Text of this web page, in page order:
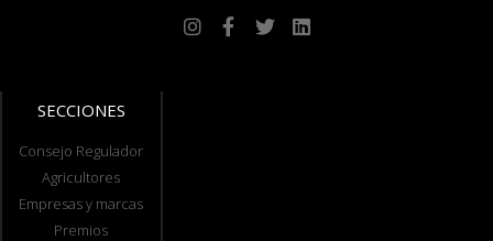
SECCIONES
Consejo Regulador
Agricultores
Empresas y marcas
Premios